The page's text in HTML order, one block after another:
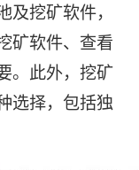
挖矿软件，
矿软件、查看
。此外，挖矿
选择，包括独